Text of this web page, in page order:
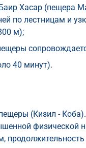
Хасар (пещера
по лестницам и
м);
40 минут).
(Кизил -
физической